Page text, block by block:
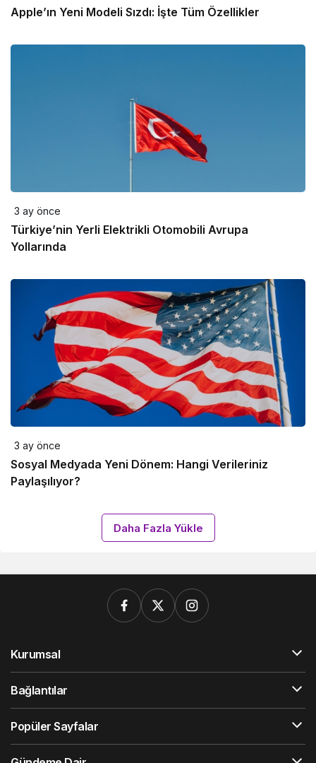
Apple’ın Yeni Modeli Sızdı: İşte Tüm Özellikler
3 ay önce
Türkiye’nin Yerli Elektrikli Otomobili Avrupa
Yollarında
3 ay önce
Sosyal Medyada Yeni Dönem: Hangi Verileriniz
Paylaşılıyor?
Daha Fazla Yükle
Kurumsal
Bağlantılar
Popüler Sayfalar